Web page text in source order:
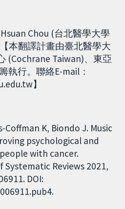
Chou (台北醫學大學
本翻譯計畫由臺北醫學大
(Cochrane Taiwan)、東亞
執行。聯絡E-mail：
】
Coffman K, Biondo J. Music
psychological and
with cancer.
Systematic Reviews 2021,
DOI: